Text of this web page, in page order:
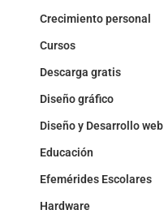
Crecimiento personal
Cursos
Descarga gratis
Diseño gráfico
Diseño y Desarrollo web
Educación
Efemérides Escolares
Hardware